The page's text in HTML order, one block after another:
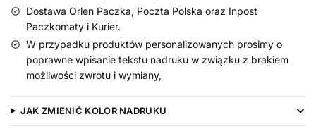
Dostawa Orlen Paczka, Poczta Polska oraz Inpost
Paczkomaty i Kurier.
W przypadku produktów personalizowanych prosimy o
poprawne wpisanie tekstu nadruku w związku z brakiem
możliwości zwrotu i wymiany,
JAK ZMIENIĆ KOLOR NADRUKU